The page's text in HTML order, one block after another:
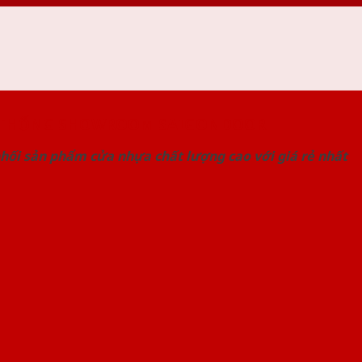
sản phẩm cửa nhựa chất lượng cao với giá rẻ nhất